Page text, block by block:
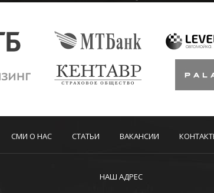
СМИ О НАС СТАТЬИ ВАКАНСИИ
НАШ АДРЕС